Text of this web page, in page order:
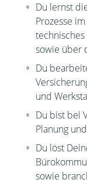
Du lernst
Prozesse
sowie über
Du
und
Du bist bei
Planung
Du löst
sowie